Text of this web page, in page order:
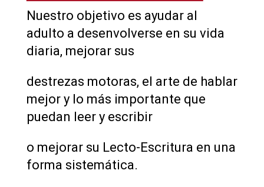
Nuestro objetivo es ayudar al
adulto a desenvolverse en su vida
diaria, mejorar sus
destrezas motoras, el arte de hablar
mejor y lo más importante que
puedan leer y escribir
o mejorar su Lecto-Escritura en una
forma sistemática.